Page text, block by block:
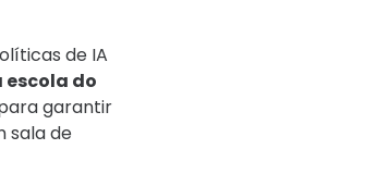
de IA
escola do
garantir
sala de